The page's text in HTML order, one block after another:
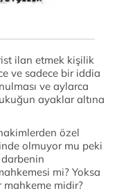
ilan etmek kişilik
ve sadece bir iddia
ve aylarca
ayaklar altına
özel
olmuyor mu peki
mi? Yoksa
midir?